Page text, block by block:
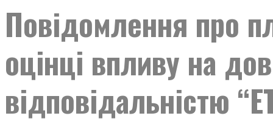
Повідомлення про
оцінці впливу на
відповідальністю